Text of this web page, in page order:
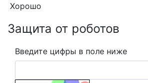
Хорошо
Защита от роботов
Введите цифры в поле ниже